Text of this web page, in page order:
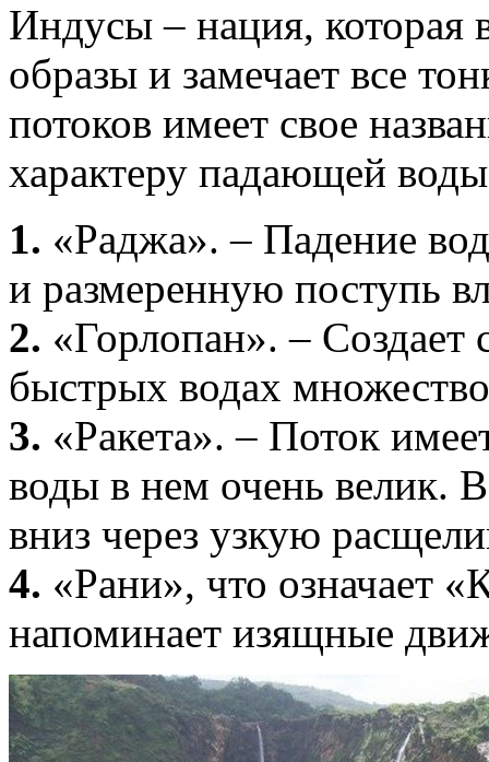
Индусы – нация, которая
образы и замечает все
потоков имеет свое
характеру падающей
1. «Раджа». – Падение
и размеренную поступь
2. «Горлопан». –
быстрых водах
3. «Ракета». – Поток
воды в нем очень велик.
вниз через узкую
4. «Рани», что означает
напоминает изящные